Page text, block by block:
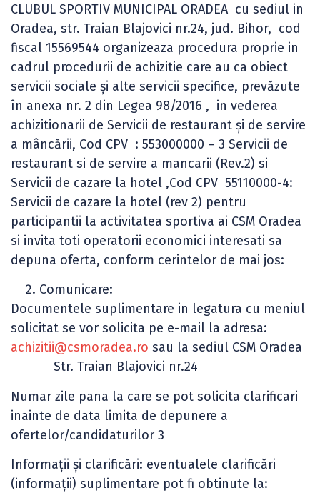
CLUBUL SPORTIV MUNICIPAL ORADEA cu sediul in
Oradea, str. Traian Blajovici nr.24, jud. Bihor, cod
fiscal 15569544 organizeaza procedura proprie in
cadrul procedurii de achizitie care au ca obiect
servicii sociale şi alte servicii specifice, prevăzute
în anexa nr. 2 din Legea 98/2016 , in vederea
achizitionarii de Servicii de restaurant şi de servire
a mâncării, Cod CPV : 553000000 – 3 Servicii de
restaurant si de servire a mancarii (Rev.2) si
Servicii de cazare la hotel ,Cod CPV 55110000-4:
Servicii de cazare la hotel (rev 2) pentru
participantii la activitatea sportiva ai CSM Oradea
si invita toti operatorii economici interesati sa
depuna oferta, conform cerintelor de mai jos:
Comunicare:
Documentele suplimentare in legatura cu meniul
solicitat se vor solicita pe e-mail la adresa:
achizitii@csmoradea.ro sau la sediul CSM Oradea
Str. Traian Blajovici nr.24
Numar zile pana la care se pot solicita clarificari
inainte de data limita de depunere a
ofertelor/candidaturilor 3
Informaţii şi clarificări: eventualele clarificări
(informaţii) suplimentare pot fi obtinute la: